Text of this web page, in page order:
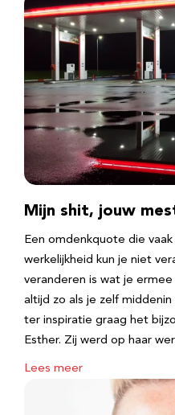
Mijn shit, jouw
Een omdenkquote die
werkelijkheid kun je niet
veranderen is wat je
altijd zo als je zelf
ter inspiratie graag het
Esther. Zij werd op haar
Lees meer